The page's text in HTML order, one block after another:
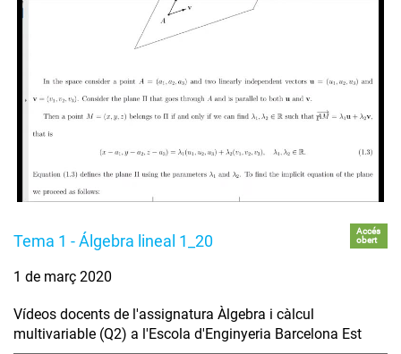
Tema 1 - Álgebra lineal 1_20
Accés
obert
1 de març 2020
Vídeos docents de l'assignatura Àlgebra i càlcul
multivariable (Q2) a l'Escola d'Enginyeria Barcelona Est